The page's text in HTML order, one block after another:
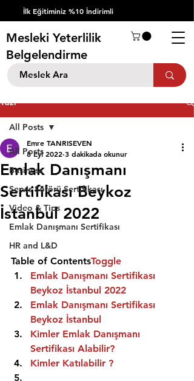
İlk Eğitiminiz %10 İndirimli
Mesleki Yeterlilik
Belgelendirme
Yazı
All Posts
Business
Servis Şöförü Sertifikası
Video & Tips
Emlak Danışmanı Sertifikası
HR and L&D
All Posts
Emlak Danışmanı
Sertifikası Beykoz
İstanbul 2022
Emre TANRISEVEN
8 Eyl 2022 3 dakikada okunur
Table of ContentsToggle
Emlak Danışmanı Sertifikası
Beykoz İstanbul 2022
Emlak Danışmanı Sertifikası
Beykoz İstanbul
Kimler Emlak Danışmanı
Sertifikası Alabilir?
Kimler Katılabilir ?